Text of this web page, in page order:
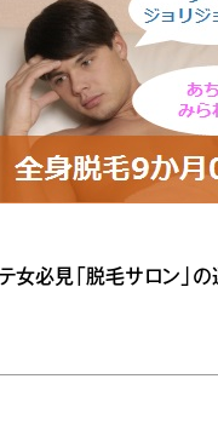
テ女必見「脱毛サロン」